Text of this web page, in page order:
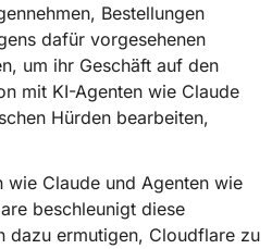
Bestellungen
dafür vorgesehenen
um ihr Geschäft auf den
mit KI-Agenten wie Claude
Hürden bearbeiten,
Claude und Agenten wie
beschleunigt diese
dazu ermutigen, Cloudflare zu